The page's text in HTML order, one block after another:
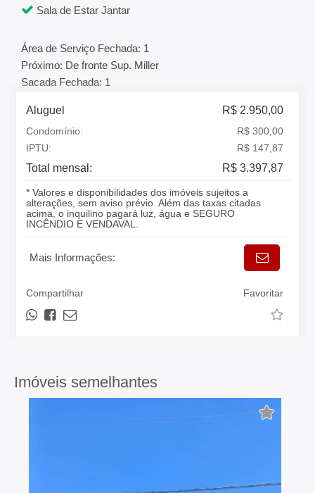
Sala de Estar Jantar
Área de Serviço Fechada: 1
Próximo: De fronte Sup. Miller
Sacada Fechada: 1
Aluguel R$ 2.950,00
Condomínio:
R$ 300,00
IPTU:
R$ 147,87
Total mensal: R$ 3.397,87
* Valores e disponibilidades dos imóveis sujeitos a
alterações, sem aviso prévio. Além das taxas citadas
acima, o inquilino pagará luz, água e SEGURO
INCÊNDIO E VENDAVAL.
Mais Informações:
Compartilhar Favoritar
Imóveis semelhantes